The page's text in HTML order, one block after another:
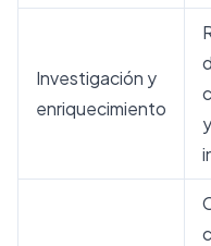
Investigación y
enriquecimiento